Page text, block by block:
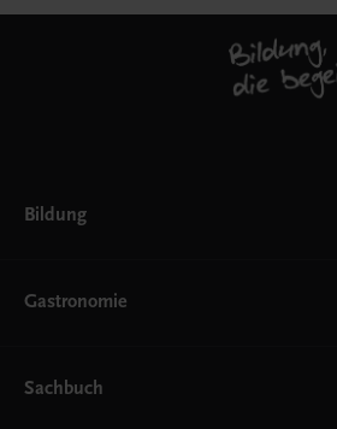
Bildung
AHS
EWF/ZWF
FW
Gastronomie
Getränke
Sachbuch